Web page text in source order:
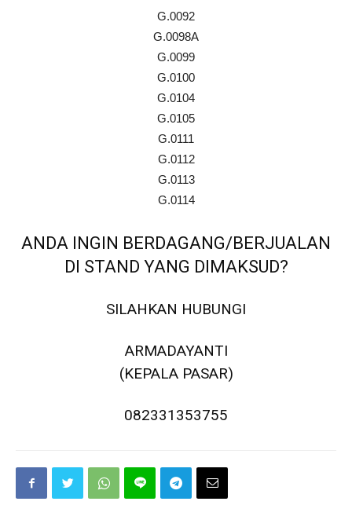
G.0092
G.0098A
G.0099
G.0100
G.0104
G.0105
G.0111
G.0112
G.0113
G.0114
ANDA INGIN BERDAGANG/BERJUALAN
DI STAND YANG DIMAKSUD?
SILAHKAN HUBUNGI
ARMADAYANTI
(KEPALA PASAR)
082331353755